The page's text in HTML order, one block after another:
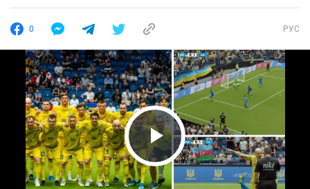
0 РУС
Play Video